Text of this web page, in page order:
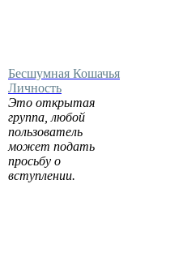
Бесшумная Кошачья
Личность
Это открытая
группа, любой
пользователь
может подать
просьбу о
вступлении.